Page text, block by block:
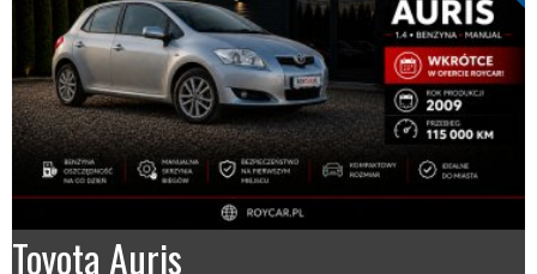
Toyota Auris